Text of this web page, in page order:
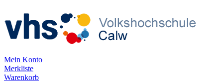
Mein Konto
Merkliste
Warenkorb